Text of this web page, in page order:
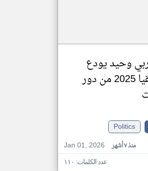
وحيد يودع
كأس إفريقيا 2025 من دور
Politics
Jan 01, 2026
منذ ٧ أشهر
عدد الكلمات: ١١٠